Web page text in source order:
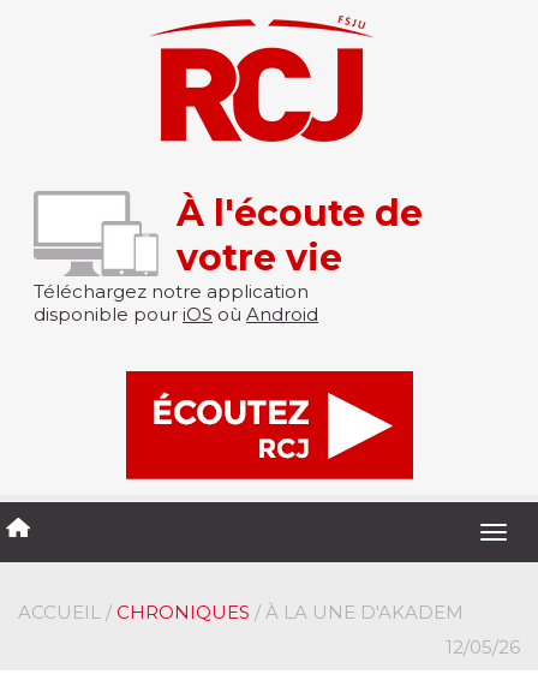
À l'écoute de
votre vie
Téléchargez notre application
disponible pour iOS où Android
ACCUEIL / CHRONIQUES / À LA UNE D'AKADEM
12/05/26